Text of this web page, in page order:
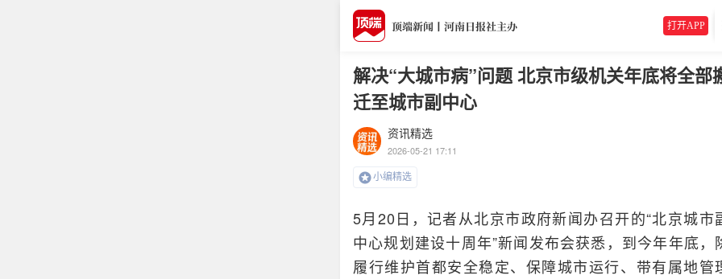
打开APP
解决“大城市病”问题 北京市级机关年底将全部
迁至城市副中心
资讯精选
2026-05-21 17:11
小编精选
5月20日，记者从北京市政府新闻办召开的“北京城市
中心规划建设十周年”新闻发布会获悉，到今年年底，
履行维护首都安全稳定、保障城市运行、带有属地管